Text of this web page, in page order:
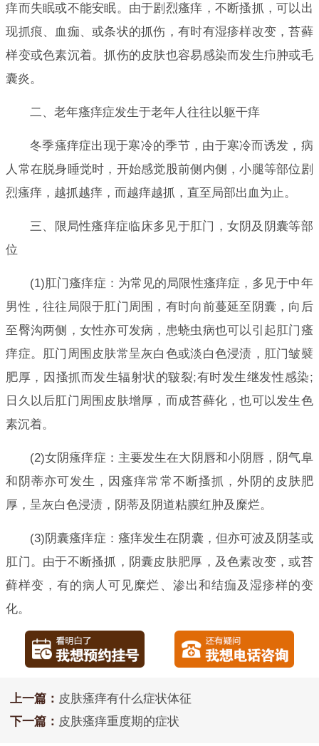
痒而失眠或不能安眠。由于剧烈瘙痒，不断搔抓，可以出
现抓痕、血痂、或条状的抓伤，有时有湿疹样改变，苔藓
样变或色素沉着。抓伤的皮肤也容易感染而发生疖肿或毛
囊炎。
二、老年瘙痒症发生于老年人往往以躯干痒
冬季瘙痒症出现于寒冷的季节，由于寒冷而诱发，病
人常在脱身睡觉时，开始感觉股前侧内侧，小腿等部位剧
烈瘙痒，越抓越痒，而越痒越抓，直至局部出血为止。
三、限局性瘙痒症临床多见于肛门，女阴及阴囊等部
位
(1)肛门瘙痒症：为常见的局限性瘙痒症，多见于中年
男性，往往局限于肛门周围，有时向前蔓延至阴囊，向后
至臀沟两侧，女性亦可发病，患蛲虫病也可以引起肛门瘙
痒症。肛门周围皮肤常呈灰白色或淡白色浸渍，肛门皱襞
肥厚，因搔抓而发生辐射状的皲裂;有时发生继发性感染;
日久以后肛门周围皮肤增厚，而成苔藓化，也可以发生色
素沉着。
(2)女阴瘙痒症：主要发生在大阴唇和小阴唇，阴气阜
和阴蒂亦可发生，因瘙痒常常不断搔抓，外阴的皮肤肥
厚，呈灰白色浸渍，阴蒂及阴道粘膜红肿及糜烂。
(3)阴囊瘙痒症：瘙痒发生在阴囊，但亦可波及阴茎或
肛门。由于不断搔抓，阴囊皮肤肥厚，及色素改变，或苔
藓样变，有的病人可见糜烂、渗出和结痂及湿疹样的变
化。
上一篇： 皮肤瘙痒有什么症状体征
下一篇： 皮肤瘙痒重度期的症状